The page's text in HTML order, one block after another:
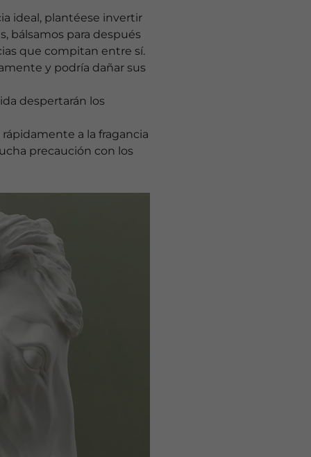
ideal, plantéese invertir
bálsamos para después
que compitan entre sí.
y podría dañar sus
despertarán los
a la fragancia
precaución con los